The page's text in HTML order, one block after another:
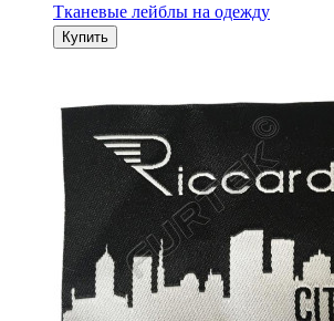
Тканевые лейблы на одежду